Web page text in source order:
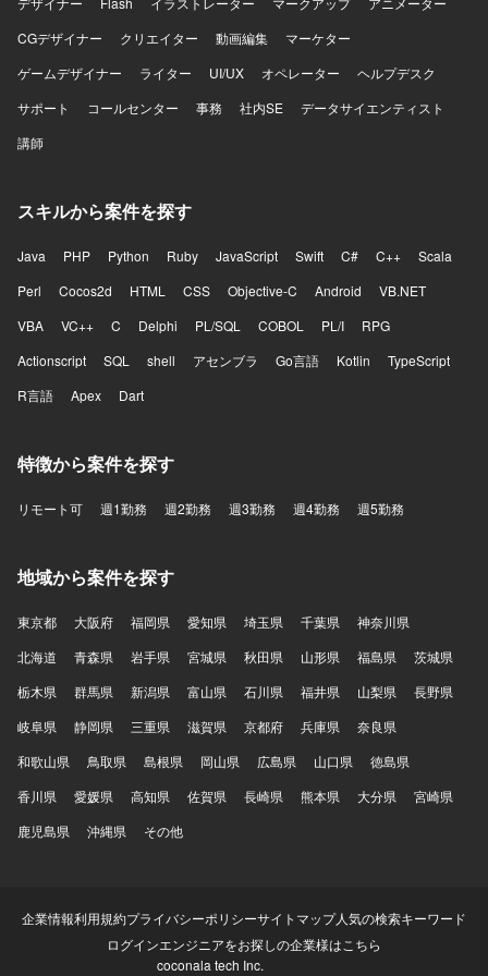
CGデザイナー
クリエイター 動画編集
マーケター
ゲームデザイナー
ライター UI/UX オペレーター
ヘルプデスク
サポート
コールセンター 事務 社内SE
データサイエンティスト
講師
スキルから案件を探す
Java PHP Python Ruby JavaScript Swift C# C++
Scala
Perl
Cocos2d HTML CSS Objective-C Android
VB.NET
VBA
VC++ C Delphi PL/SQL COBOL PL/I
RPG
Actionscript
SQL shell アセンブラ Go言語 Kotlin
TypeScript
R言語
Apex Dart
特徴から案件を探す
リモート可 週1勤務 週2勤務 週3勤務 週4勤務 週5勤務
地域から案件を探す
東京都 大阪府 福岡県 愛知県 埼玉県 千葉県
神奈川県
北海道
青森県 岩手県 宮城県 秋田県 山形県 福島県
茨城県
栃木県
群馬県 新潟県 富山県 石川県 福井県 山梨県
長野県
岐阜県
静岡県 三重県 滋賀県 京都府 兵庫県
奈良県
和歌山県
鳥取県 島根県 岡山県 広島県 山口県
徳島県
香川県
愛媛県 高知県 佐賀県 長崎県 熊本県 大分県
宮崎県
鹿児島県
沖縄県 その他
企業情報利用規約プライバシーポリシーサイトマップ人気の検索キーワード
ログインエンジニアをお探しの企業様はこちら
coconala tech Inc.